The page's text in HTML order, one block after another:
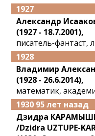
1927
Александр
(1927 - 18.7.2001),
писатель-фантаст,
1928
Владимир
(1928 - 26.6.2014),
математик,
1930 95 лет назад
Дзидра
/Dzidra UZTUPE-